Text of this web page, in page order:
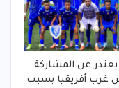
يعتذر عن المشاركة
غرب أفريقيا بسبب